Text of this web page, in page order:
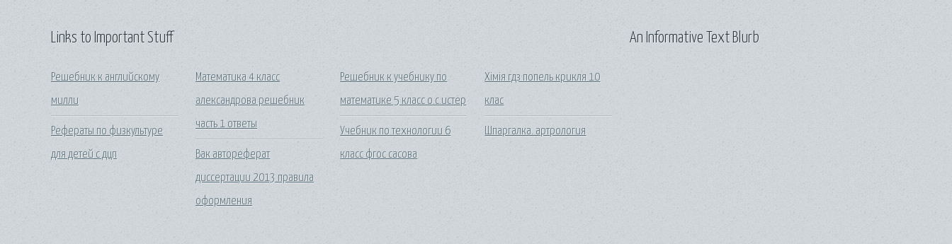
Links to Important Stuff
Решебник к английскому
милли
Рефераты по физкультуре
для детей с дцп
Математика 4 класс
александрова решебник
часть 1 ответы
Вак автореферат
диссертации 2013 правила
оформления
Решебник к учебнику по
математике 5 класс о.с.истер
Учебник по технологии 6
класс фгос сасова
Хімія гдз попель крикля 10
клас
Шпаргалка. артрология
An Informative Text Blurb